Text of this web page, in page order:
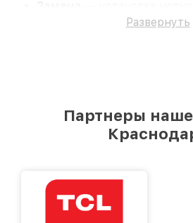
— удаление
устройства.
Диагностика и
диагностикудля точного
неисправностей. Мы
оригинальные запчасти
Развернуть
Партнеры